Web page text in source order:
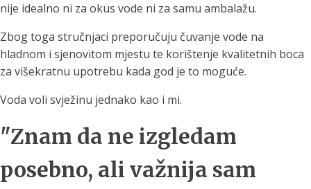
nije idealno ni za okus vode ni za samu ambalažu.
Zbog toga stručnjaci preporučuju čuvanje vode na
hladnom i sjenovitom mjestu te korištenje kvalitetnih boca
za višekratnu upotrebu kada god je to moguće.
Voda voli svježinu jednako kao i mi.
"Znam da ne izgledam
posebno, ali važnija sam